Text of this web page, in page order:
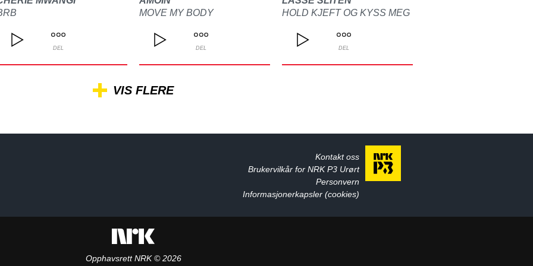
DEL
MOVE MY BODY
DEL
HOLD KJEFT OG KYSS MEG
DEL
VIS FLERE
Kontakt oss
Brukervilkår for NRK P3 Urørt
Personvern
Informasjonerkapsler (cookies)
Opphavsrett NRK © 2026